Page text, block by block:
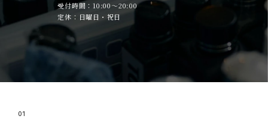
受付時間：10:00～20:00
定休：日曜日・祝日
01